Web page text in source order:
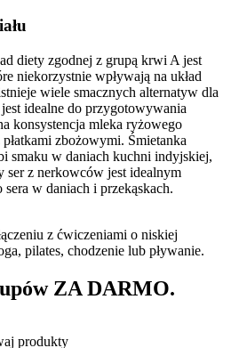
diety zgodnej z grupą krwi A jest
niekorzystnie wpływają na układ
wiele smacznych alternatyw dla
idealne do przygotowywania
konsystencja mleka ryżowego
zbożowymi. Śmietanka
smaku w daniach kuchni indyjskiej,
ser z nerkowców jest idealnym
w daniach i przekąskach.
z ćwiczeniami o niskiej
pilates, chodzenie lub pływanie.
ZA DARMO.
produkty